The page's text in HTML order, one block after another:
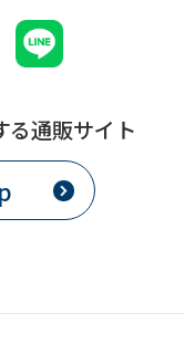
る通販サイト